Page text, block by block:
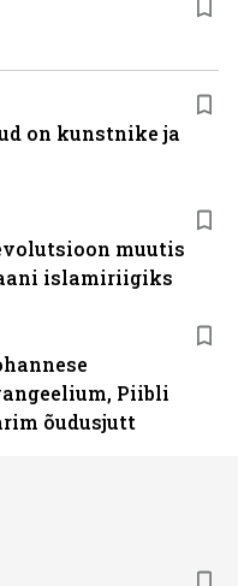
muutis
islamiriigiks
Piibli
õudusjutt
on kunstnike ja